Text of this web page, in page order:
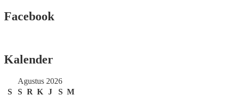
Facebook
Kalender
Agustus 2026
S
S R K J S M